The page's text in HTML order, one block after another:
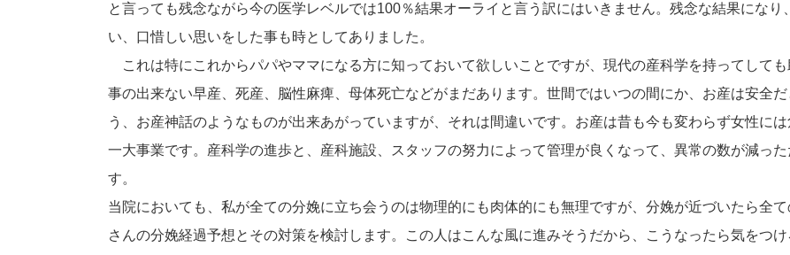
と言っても残念ながら今の医学レベルでは100％結果オーライと言う訳にはいきません。残念な結果になり
い、口惜しい思いをした事も時としてありました。
これは特にこれからパパやママになる方に知っておいて欲しいことですが、現代の産科学を持ってしても
事の出来ない早産、死産、脳性麻痺、母体死亡などがまだあります。世間ではいつの間にか、お産は安全
う、お産神話のようなものが出来あがっていますが、それは間違いです。お産は昔も今も変わらず女性には
一大事業です。産科学の進歩と、産科施設、スタッフの努力によって管理が良くなって、異常の数が減っ
す。
当院においても、私が全ての分娩に立ち会うのは物理的にも肉体的にも無理ですが、分娩が近づいたら全
さんの分娩経過予想とその対策を検討します。この人はこんな風に進みそうだから、こうなったら気をつけ